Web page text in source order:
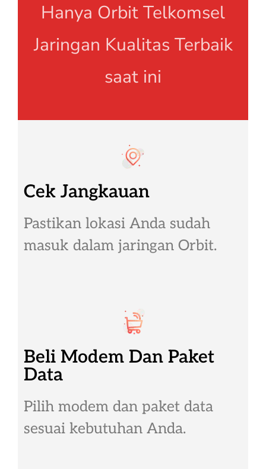
Hanya Orbit Telkomsel
Jaringan Kualitas Terbaik
saat ini
Cek Jangkauan
Pastikan lokasi Anda sudah
masuk dalam jaringan Orbit.
Beli Modem Dan Paket
Data
Pilih modem dan paket data
sesuai kebutuhan Anda.